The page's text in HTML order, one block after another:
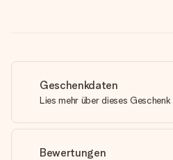
Geschenkdaten
Lies mehr über dieses Geschenk
Bewertungen